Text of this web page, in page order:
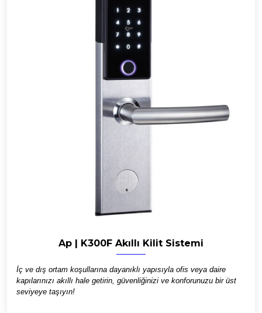
Ap | K300F Akıllı Kilit Sistemi
İç ve dış ortam koşullarına dayanıklı yapısıyla ofis veya daire
kapılarınızı akıllı hale getirin, güvenliğinizi ve konforunuzu bir üst
seviyeye taşıyın!